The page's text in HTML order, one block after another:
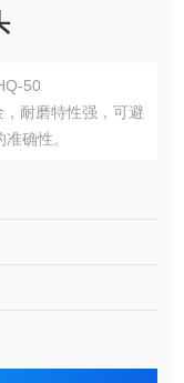
50
耐磨特性强，可避
确性。